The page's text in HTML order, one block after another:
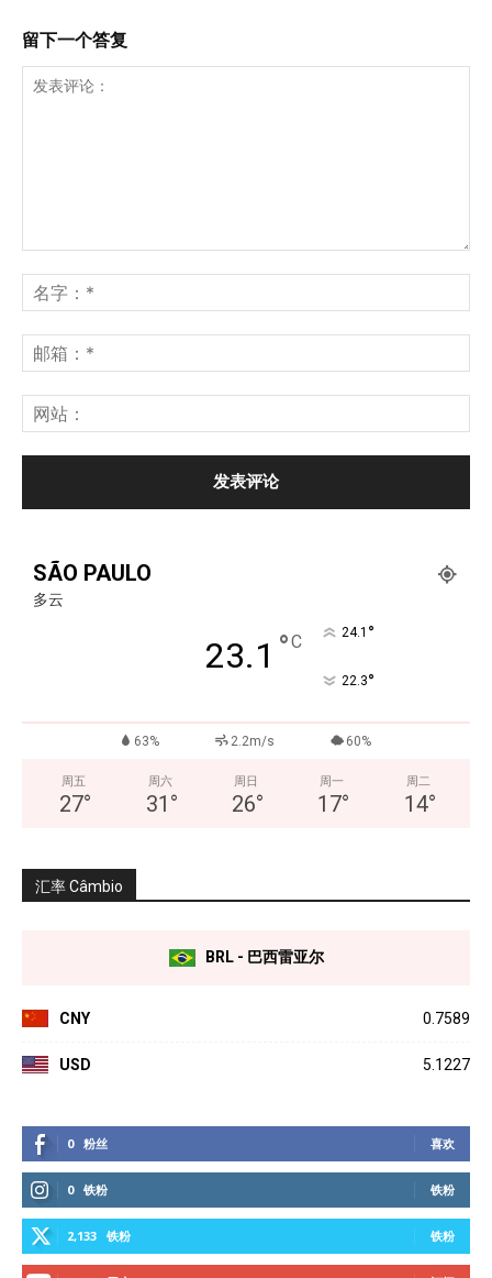
留下一个答复
SÃO PAULO
多云
23.1 °C 24.1 °
22.3°
63% 2.2m/s 60%
周五
27°
周六
31 °
周日
26°
周一
17°
周二
14°
汇率 Câmbio
BRL - 巴西雷亚尔
CNY 0.7589
USD 5.1227
0 粉丝 喜欢
0 铁粉 铁粉
2,133 铁粉 铁粉